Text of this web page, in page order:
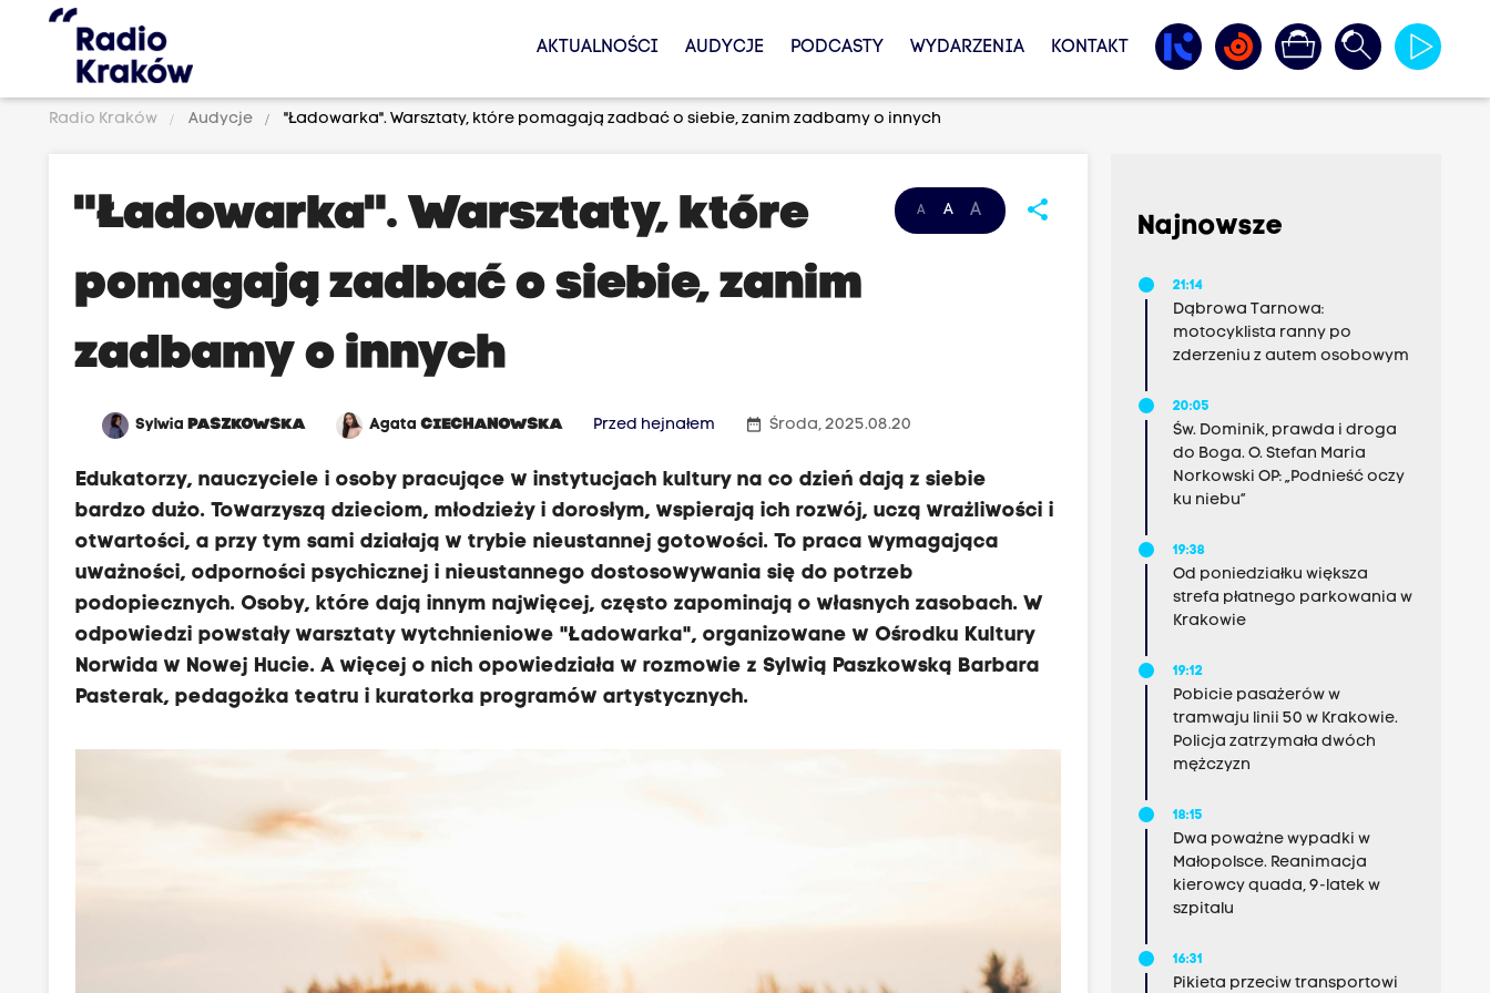
AKTUALNOŚCI AUDYCJE PODCASTY WYDARZENIA KONTAKT
Radio Kraków Audycje "Ładowarka". Warsztaty, które pomagają zadbać o siebie, zanim zadbamy o innych
A A A share
"Ładowarka". Warsztaty, które
pomagają zadbać o siebie, zanim
zadbamy o innych
SylwiaPASZKOWSKA AgataCIECHANOWSKA Przed hejnałem date_range Środa, 2025.08.20
Edukatorzy, nauczyciele i osoby pracujące w instytucjach kultury na co dzień dają z siebie
bardzo dużo. Towarzyszą dzieciom, młodzieży i dorosłym, wspierają ich rozwój, uczą wrażliwości i
otwartości, a przy tym sami działają w trybie nieustannej gotowości. To praca wymagająca
uważności, odporności psychicznej i nieustannego dostosowywania się do potrzeb
podopiecznych. Osoby, które dają innym najwięcej, często zapominają o własnych zasobach. W
odpowiedzi powstały warsztaty wytchnieniowe "Ładowarka", organizowane w Ośrodku Kultury
Norwida w Nowej Hucie. A więcej o nich opowiedziała w rozmowie z Sylwią Paszkowską Barbara
Pasterak, pedagożka teatru i kuratorka programów artystycznych.
Najnowsze
21:14
Dąbrowa Tarnowa:
motocyklista ranny po
zderzeniu z autem osobowym
20:05
Św. Dominik, prawda i droga
do Boga. O. Stefan Maria
Norkowski OP: „Podnieść oczy
ku niebu”
19:38
Od poniedziałku większa
strefa płatnego parkowania w
Krakowie
19:12
Pobicie pasażerów w
tramwaju linii 50 w Krakowie.
Policja zatrzymała dwóch
mężczyzn
18:15
Dwa poważne wypadki w
Małopolsce. Reanimacja
kierowcy quada, 9-latek w
szpitalu
16:31
Pikieta przeciw transportowi